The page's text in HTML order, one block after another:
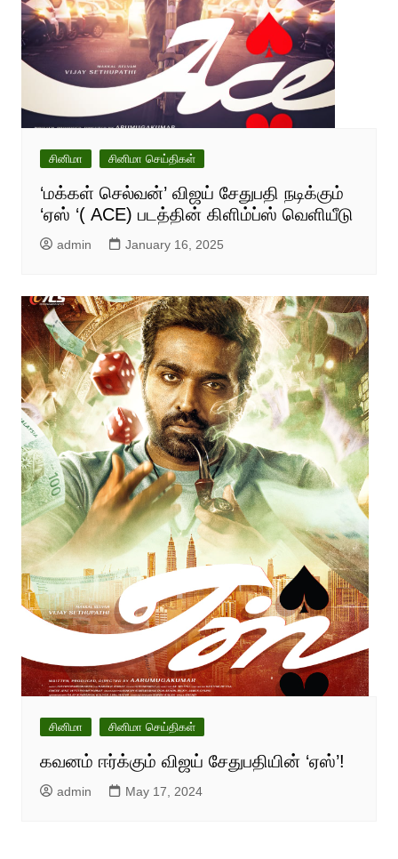
சினிமா சினிமா செய்திகள்
‘மக்கள் செல்வன்’ விஜய் சேதுபதி நடிக்கும்
‘ஏஸ் ‘( ACE) படத்தின் கிளிம்ப்ஸ் வெளியீடு
admin January 16, 2025
சினிமா சினிமா செய்திகள்
கவனம் ஈர்க்கும் விஜய் சேதுபதியின் ‘ஏஸ்’!
admin May 17, 2024